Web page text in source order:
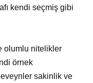
kendi seçmiş gibi
olumlu nitelikler
örnek
sakinlik ve